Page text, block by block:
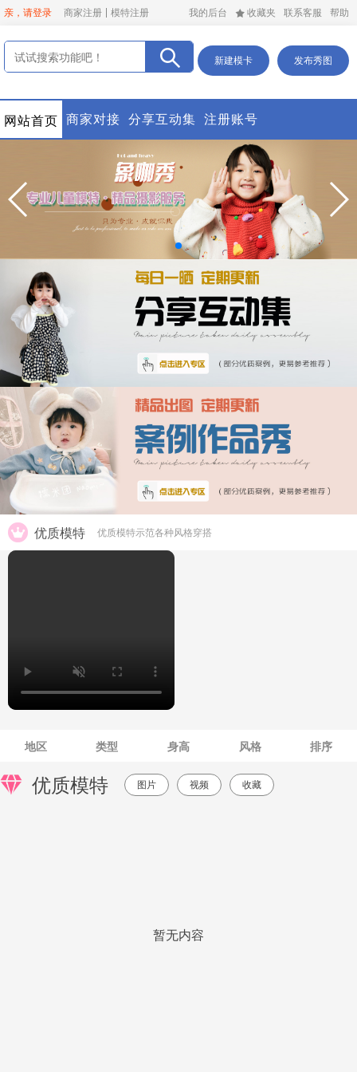
亲，请登录 商家注册 模特注册 我的后台 收藏夹 联系客服 帮助
新建模卡 发布秀图
网站首页 商家对接 分享互动集 注册账号
优质模特 优质模特示范各种风格穿搭
地区 类型 身高 风格 排序
优质模特 图片 视频 收藏
暂无内容